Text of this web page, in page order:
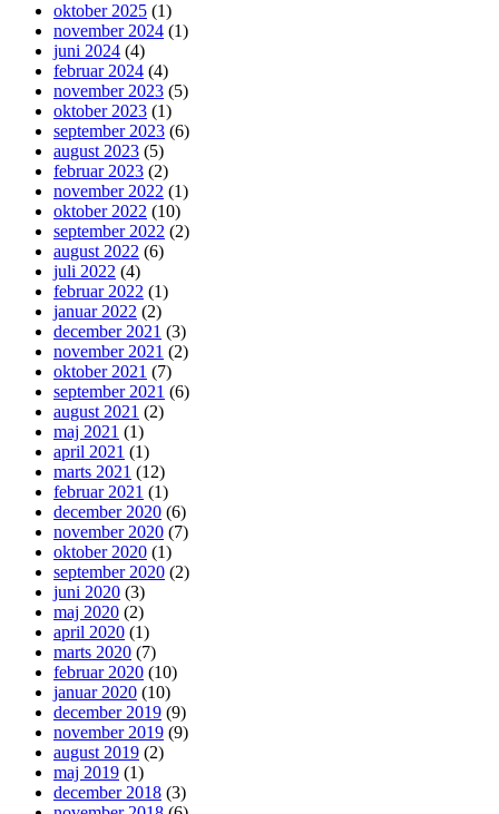
oktober 2025 (1)
november 2024 (1)
juni 2024 (4)
februar 2024 (4)
november 2023 (5)
oktober 2023 (1)
september 2023 (6)
august 2023 (5)
februar 2023 (2)
november 2022 (1)
oktober 2022 (10)
september 2022 (2)
august 2022 (6)
juli 2022 (4)
februar 2022 (1)
januar 2022 (2)
december 2021 (3)
november 2021 (2)
oktober 2021 (7)
september 2021 (6)
august 2021 (2)
maj 2021 (1)
april 2021 (1)
marts 2021 (12)
februar 2021 (1)
december 2020 (6)
november 2020 (7)
oktober 2020 (1)
september 2020 (2)
juni 2020 (3)
maj 2020 (2)
april 2020 (1)
marts 2020 (7)
februar 2020 (10)
januar 2020 (10)
december 2019 (9)
november 2019 (9)
august 2019 (2)
maj 2019 (1)
december 2018 (3)